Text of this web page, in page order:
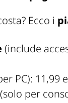
Ecco i
(include
PC): 11,99
(solo per